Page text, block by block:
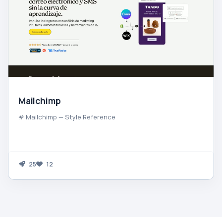
Mailchimp
# Mailchimp — Style Reference
25 12